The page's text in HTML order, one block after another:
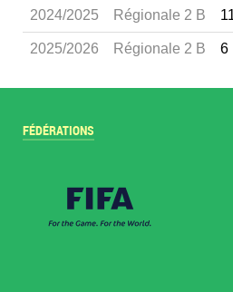
2024/2025 Régionale 2 B
2025/2026 Régionale 2 B 6
FÉDÉRATIONS